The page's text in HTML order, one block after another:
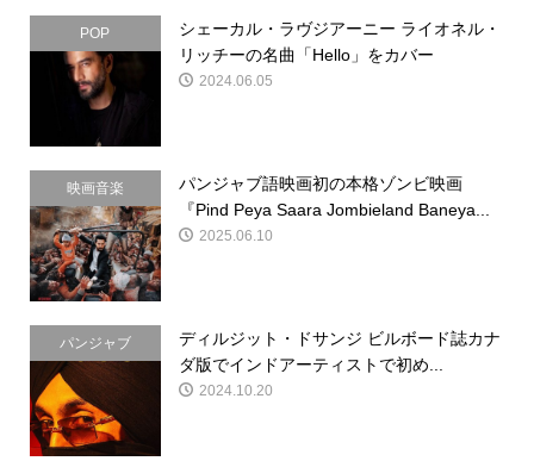
POP
シェーカル・ラヴジアーニー ライオネル・
リッチーの名曲「Hello」をカバー
2024.06.05
映画音楽
パンジャブ語映画初の本格ゾンビ映画
『Pind Peya Saara Jombieland Baneya...
2025.06.10
パンジャブ
ディルジット・ドサンジ ビルボード誌カナ
ダ版でインドアーティストで初め...
2024.10.20